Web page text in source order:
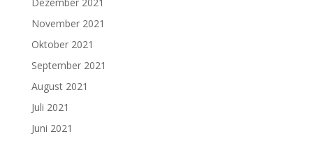
November 2021
Oktober 2021
September 2021
August 2021
Juli 2021
Juni 2021